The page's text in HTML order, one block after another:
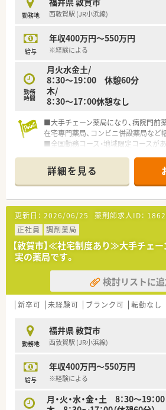
勤務地 西敦賀駅 (JR小浜線)
給与
年収400万円～550万円
※経験による
勤務
時間
月火水金土/
8：30～19：00 休憩60分
木/
8：30～17：00休憩なし
■大手チェーン薬局になり、病院門前
在宅専門薬局、コンビニ併設薬局など
■全国勤務コース・地域限定コースがあ
れています。
詳細を見る
更新日： 2026/06/25 薬剤師求人ID：
正社員
調剤薬局
【敦賀市】≪社宅制度あり≫大手チェー
実の薬局です。
検討リストに
新卒可 未経験可 ブランク可 転勤なし
勤務地
福井県 敦賀市
西敦賀駅 (JR小浜線)
給与
年収400万円～550万円
※経験による
月・火・水・金・土 8：30～19：00